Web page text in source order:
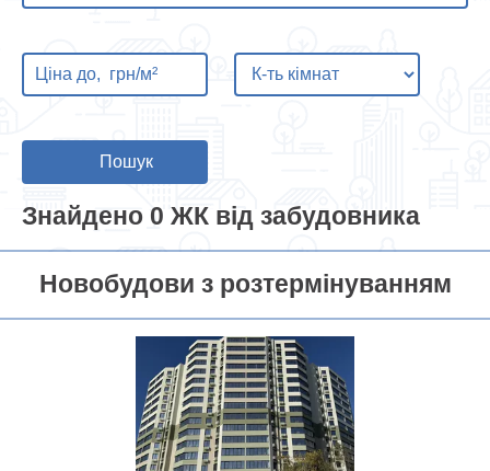
Пошук
Знайдено 0 ЖК від забудовника
Новобудови з розтермінуванням